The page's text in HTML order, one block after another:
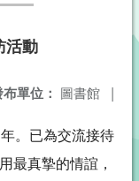
活動
單位： 圖書館 |
。已為交流接待
最真摯的情誼，